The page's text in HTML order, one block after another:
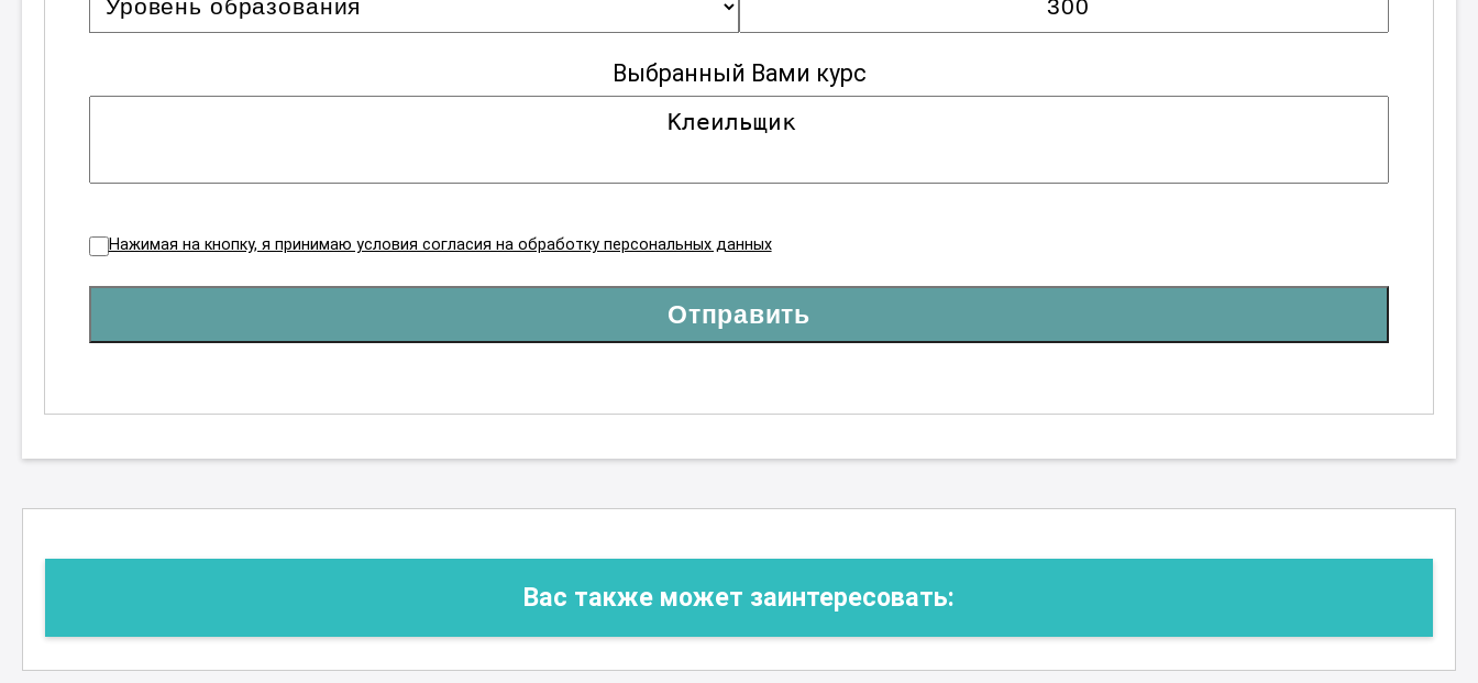
Выбранный Вами курс
Нажимая на кнопку, я принимаю условия согласия на обработку персональных данных
Отправить
Вас также может заинтересовать: